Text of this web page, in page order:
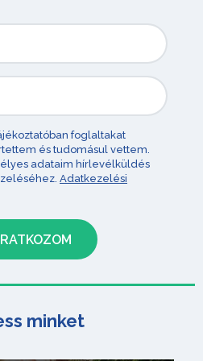
foglaltakat
és tudomásul vettem.
adataim hírlevélküldés
Adatkezelési
minket